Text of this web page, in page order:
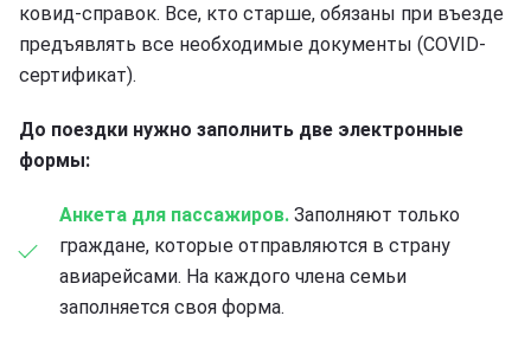
ковид-справок. Все, кто старше, обязаны при въезде
предъявлять все необходимые документы (COVID-
сертификат).
До поездки нужно заполнить две электронные
формы:
Анкета для пассажиров. Заполняют только
граждане, которые отправляются в страну
авиарейсами. На каждого члена семьи
заполняется своя форма.